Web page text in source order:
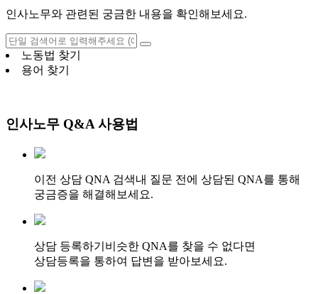
인사노무와 관련된 궁금한 내용을 확인해보세요.
노동법 찾기
용어 찾기
인사노무 Q&A 사용법
이전 상담 QNA 검색내 질문 전에 상담된 QNA를 통해
궁금증을 해결해보세요.
상담 등록하기 비슷한 QNA를 찾을 수 없다면
상담등록을 통하여 답변을 받아보세요.